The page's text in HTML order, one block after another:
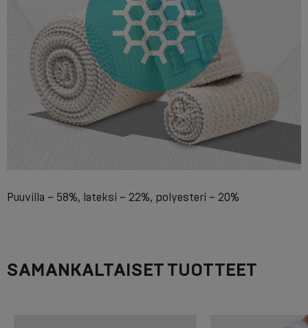
Puuvilla – 58%, lateksi – 22%, polyesteri – 20%
SAMANKALTAISET TUOTTEET